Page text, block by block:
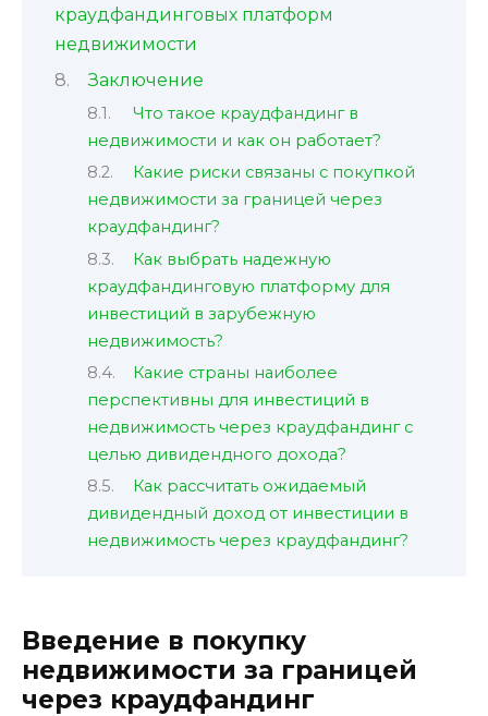
краудфандинговых платформ
недвижимости
Заключение
Что такое краудфандинг в
недвижимости и как он работает?
Какие риски связаны с покупкой
недвижимости за границей через
краудфандинг?
Как выбрать надежную
краудфандинговую платформу для
инвестиций в зарубежную
недвижимость?
Какие страны наиболее
перспективны для инвестиций в
недвижимость через краудфандинг с
целью дивидендного дохода?
Как рассчитать ожидаемый
дивидендный доход от инвестиции в
недвижимость через краудфандинг?
Введение в покупку
недвижимости за границей
через краудфандинг